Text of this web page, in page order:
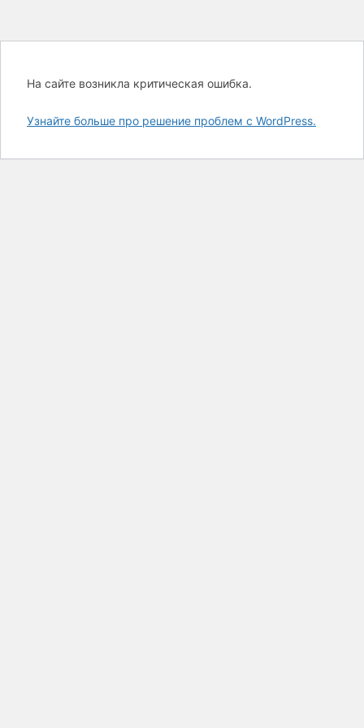
На сайте возникла критическая ошибка.
Узнайте больше про решение проблем с WordPress.